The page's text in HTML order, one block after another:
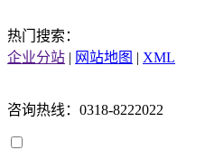
热门搜索：
企业分站 | 网站地图 | XML
咨询热线：0318-8222022